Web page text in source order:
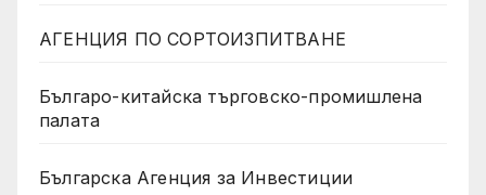
АГЕНЦИЯ ПО СОРТОИЗПИТВАНЕ
Българо-китайска търговско-промишлена
палата
Българска Агенция за Инвестиции